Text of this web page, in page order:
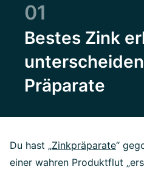
01
Bestes Zink
Präparate
Du hast „Zinkpräparate“
einer wahren Produktflut